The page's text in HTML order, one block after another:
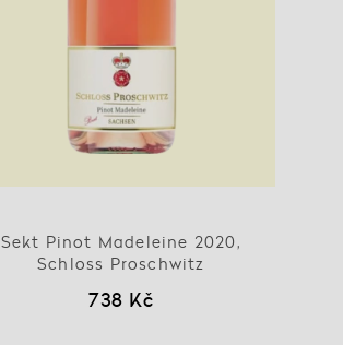
Sekt Pinot Madeleine 2020,
Schloss Proschwitz
738 Kč